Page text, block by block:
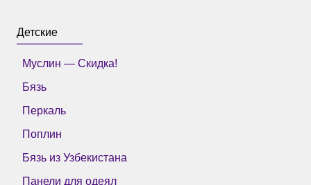
Детские
Муслин — Скидка!
Бязь
Перкаль
Поплин
Бязь из Узбекистана
Панели для одеял